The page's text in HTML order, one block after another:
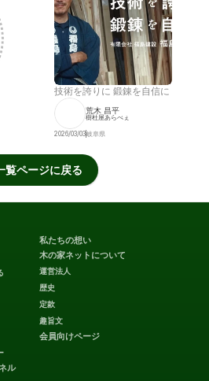
技術を誇りに 鍛錬を自信に
荒木 昌平
樹杜屋あらべぇ
2026/03/03岐阜県
覧ページに戻る
ル
私たちの想い
木の家ネットについて
運営法人
歴史
定款
趣旨文
会員向けページ